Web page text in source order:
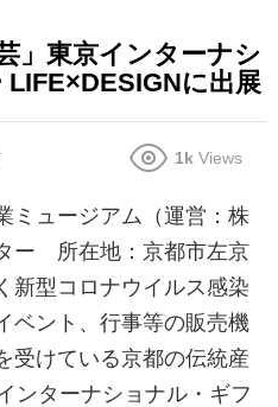
」東京インターナシ
に出展
1k Views
ミュージアム（運営：株
ー 所在地：京都市左京
新型コロナウイルス感染
ベント、行事等の販売機
受けている京都の伝統産
ンターナショナル・ギフ